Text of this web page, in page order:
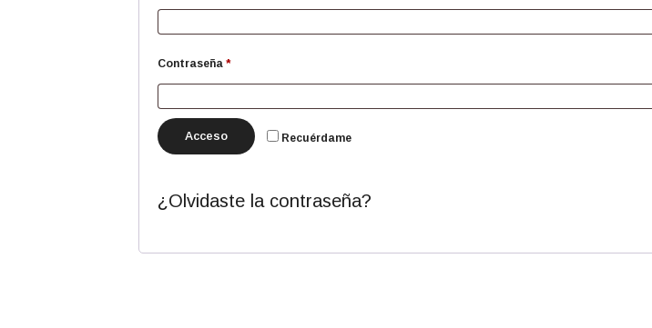
Contraseña *Obligatorio
Recuérdame
Acceso
¿Olvidaste la contraseña?